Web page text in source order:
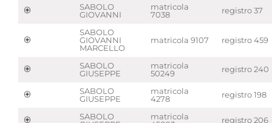
SABOLO
GIOVANNI
matricola
7038
registro 37
SABOLO
GIOVANNI
MARCELLO
matricola 9107 registro 459
SABOLO
GIUSEPPE
matricola
50249
registro 240
SABOLO
GIUSEPPE
matricola
4278
registro 198
SABOLO
matricola
registro 206